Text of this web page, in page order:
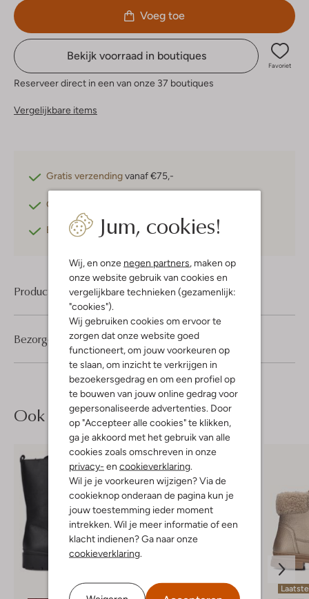
Jum, cookies!
Wij, en onze negen partners , maken op
onze website gebruik van cookies en
vergelijkbare technieken (gezamenlijk:
"cookies").
Wij gebruiken cookies om ervoor te
zorgen dat onze website goed
functioneert, om jouw voorkeuren op
te slaan, om inzicht te verkrijgen in
bezoekersgedrag en om een profiel op
te bouwen van jouw online gedrag voor
gepersonaliseerde advertenties. Door
op "Accepteer alle cookies" te klikken,
ga je akkoord met het gebruik van alle
cookies zoals omschreven in onze
privacy- en cookieverklaring
Wil je je voorkeuren wijzigen? Via de
cookieknop onderaan de pagina kun je
jouw toestemming ieder moment
intrekken. Wil je meer informatie of een
klacht indienen? Ga naar onze
cookieverklaring
Voeg toe
Bekijk voorraad in boutiques
Favoriet
Reserveer direct in een van onze 37 boutiques
Vergelijkbare items
Gratis verzendingvanaf €75,-
Gratis retourneren
Betaal achterafmet Klarna
Product informatie
Bezorgen & retourneren
Ook iets voor jou?